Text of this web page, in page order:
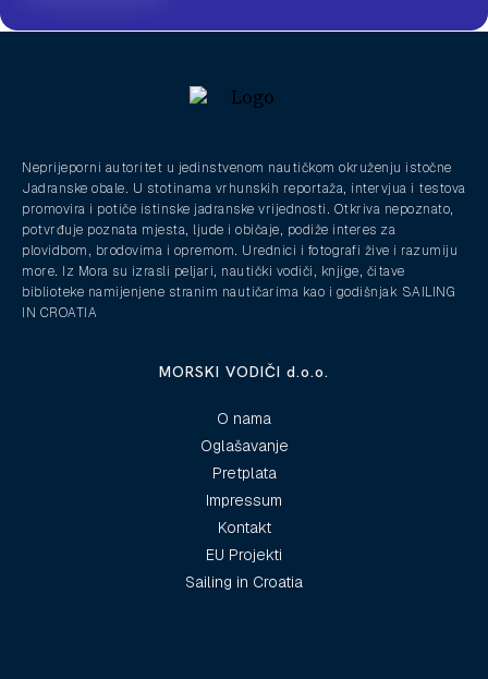
Neprijeporni autoritet u jedinstvenom nautičkom okruženju istočne
Jadranske obale. U stotinama vrhunskih reportaža, intervjua i testova
promovira i potiče istinske jadranske vrijednosti. Otkriva nepoznato,
potvrđuje poznata mjesta, ljude i običaje, podiže interes za
plovidbom, brodovima i opremom. Urednici i fotografi žive i razumiju
more. Iz Mora su izrasli peljari, nautički vodiči, knjige, čitave
biblioteke namijenjene stranim nautičarima kao i godišnjak SAILING
IN CROATIA
MORSKI VODIČI d.o.o.
O nama
Oglašavanje
Pretplata
Impressum
Kontakt
EU Projekti
Sailing in Croatia